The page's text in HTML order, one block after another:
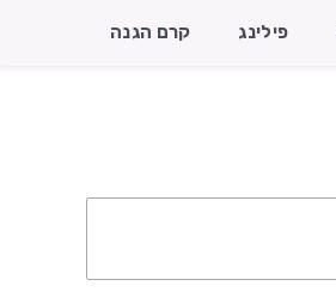
פילינג קרם הגנה